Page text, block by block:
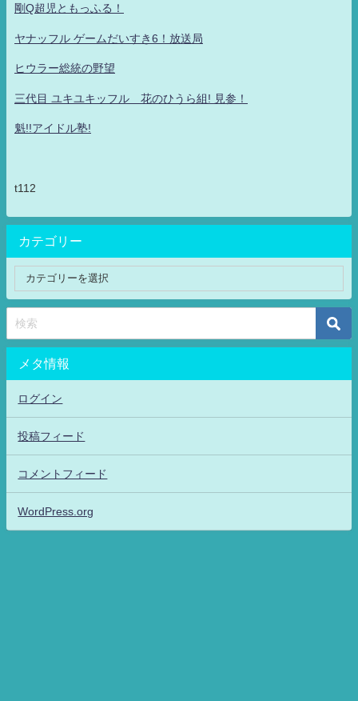
剛Q超児ともっふる！
ヤナッフル ゲームだいすき6！放送局
ヒウラー総統の野望
三代目 ユキユキッフル 花のひうら組! 見参！
魁!!アイドル塾!
t112
カテゴリー
メタ情報
ログイン
投稿フィード
コメントフィード
WordPress.org